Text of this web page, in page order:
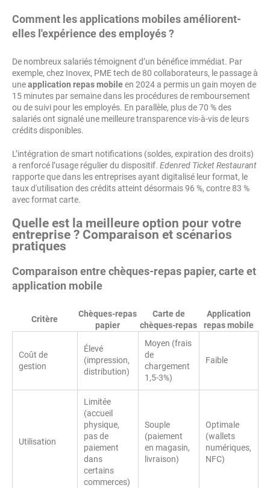
Comment les applications mobiles améliorent-
elles l'expérience des employés ?
De nombreux salariés témoignent d’un bénéfice immédiat. Par
exemple, chez Inovex, PME tech de 80 collaborateurs, le passage à
uneapplication repas mobileen 2024 a permis un gain moyen de
15 minutes par semaine dans les procédures de remboursement
ou de suivi pour les employés. En parallèle, plus de 70 % des
salariés ont signalé une meilleure transparence vis-à-vis de leurs
crédits disponibles.
L’intégration de smart notifications (soldes, expiration des droits)
a renforcé l’usage régulier du dispositif. Edenred Ticket Restaurant
rapporte que dans les entreprises ayant digitalisé leur format, le
taux d'utilisation des crédits atteint désormais 96 %, contre 83 %
avec format carte.
Quelle est la meilleure option pour votre
entreprise ? Comparaison et scénarios
pratiques
Comparaison entre chèques-repas papier, carte et
application mobile
Critère
Chèques-repas
papier
Carte de
chèques-repas
Application
repas mobile
Coût de
gestion
Élevé
(impression,
distribution)
Moyen (frais
de
chargement
1,5-3%)
Faible
Utilisation
Limitée
(accueil
physique,
pas de
paiement
dans
certains
commerces)
Souple
(paiement
en magasin,
livraison)
Optimale
(wallets
numériques,
NFC)